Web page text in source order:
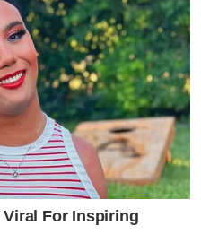
#SŌLVANI
#โซล
วานีพิษณุโลก #โครงการ
ยว #ซีพีแลนด์ #คุณภาพ
#บ้านเดี่ยวพิษณุโลก
For Inspiring